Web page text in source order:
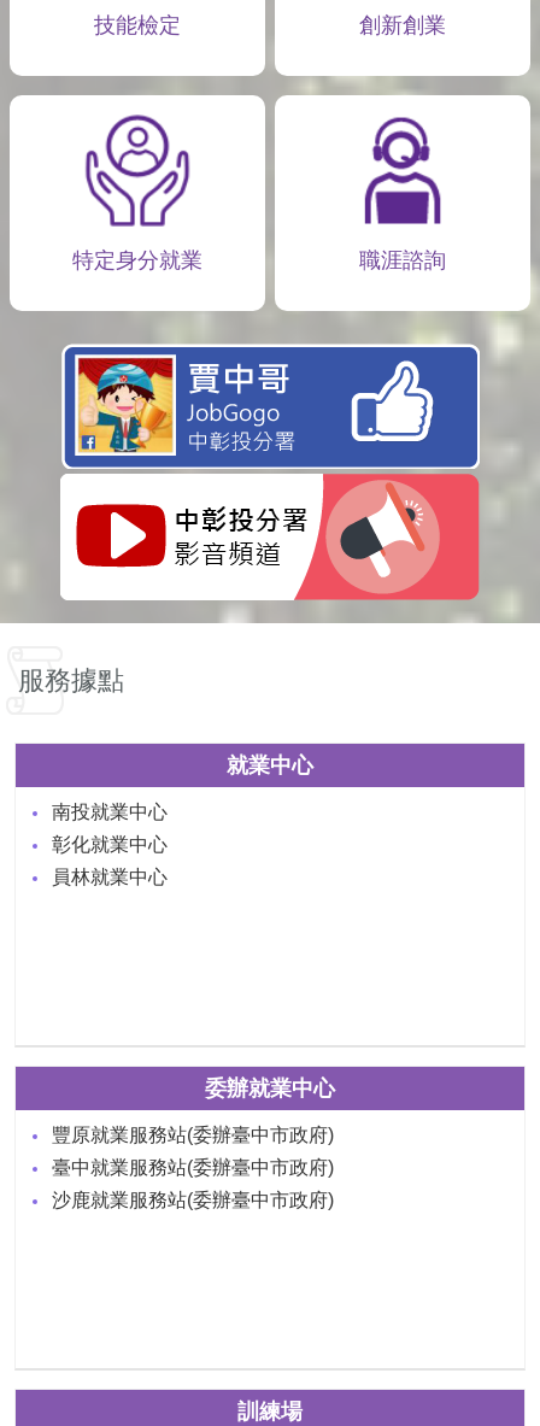
技能檢定 創新創業
特定身分就業 職涯諮詢
服務據點
就業中心
南投就業中心
彰化就業中心
員林就業中心
委辦就業中心
豐原就業服務站(委辦臺中市政府)
臺中就業服務站(委辦臺中市政府)
沙鹿就業服務站(委辦臺中市政府)
訓練場